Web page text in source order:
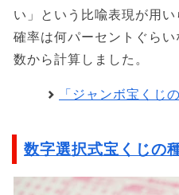
い」という比喩表現が用
確率は何パーセントぐら
数から計算しました。
「ジャンボ宝くじ
数字選択式宝くじの